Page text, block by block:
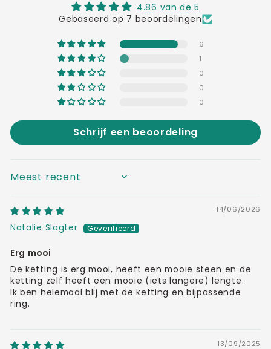
4.86 van de 5
Gebaseerd op 7 beoordelingen
6
1
0
0
0
Schrijf een beoordeling
SORT BY
14/06/2026
Natalie Slagter
Erg mooi
De ketting is erg mooi, heeft een mooie steen en de
ketting zelf heeft een mooie (iets langere) lengte.
Ik ben helemaal blij met de ketting en bijpassende
ring.
13/09/2025